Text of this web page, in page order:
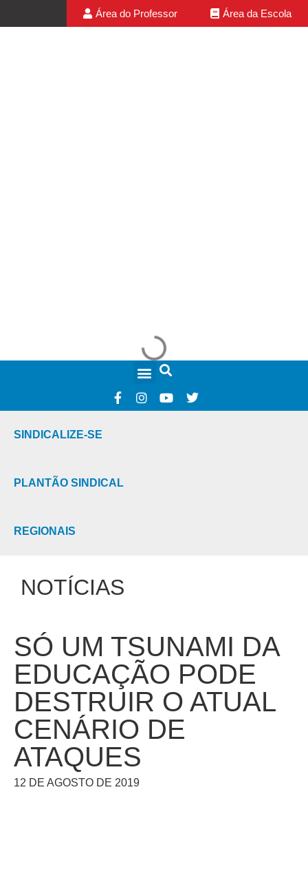
Área do Professor Área da Escola
SINDICALIZE-SE
PLANTÃO SINDICAL
REGIONAIS
NOTÍCIAS
SÓ UM TSUNAMI DA
EDUCAÇÃO PODE
DESTRUIR O ATUAL
CENÁRIO DE
ATAQUES
12 DE AGOSTO DE 2019